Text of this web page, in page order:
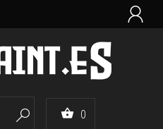

  0